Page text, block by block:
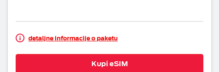
detaljne informacije o paketu
Kupi eSIM